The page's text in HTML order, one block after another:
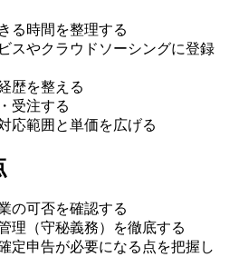
る時間を整理する
スやクラウドソーシングに登録
歴を整える
受注する
応範囲と単価を広げる
の可否を確認する
理（守秘義務）を徹底する
定申告が必要になる点を把握し